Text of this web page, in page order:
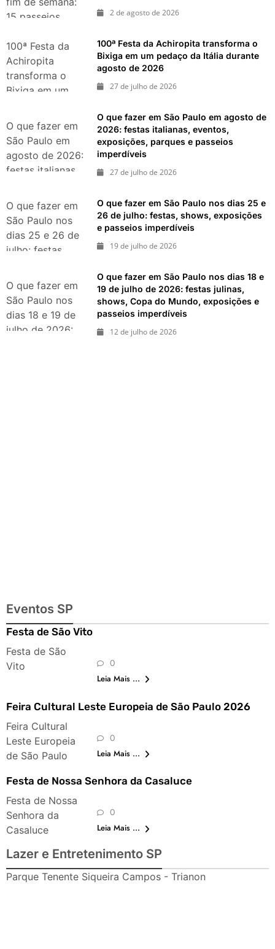
15 passeios
dias 8 e 9 de
agosto de 2026
2 de agosto de 2026
100ª Festa da
Achiropita
transforma o
Bixiga em um
durante agosto
de 2026
100ª Festa da Achiropita transforma o
Bixiga em um pedaço da Itália durante
agosto de 2026
27 de julho de 2026
O que fazer em
São Paulo em
agosto de 2026:
festas italianas,
exposições,
parques e
passeios
imperdíveis
O que fazer em São Paulo em agosto de
2026: festas italianas, eventos,
exposições, parques e passeios
imperdíveis
27 de julho de 2026
O que fazer em
São Paulo nos
dias 25 e 26 de
julho: festas,
exposições e
passeios
imperdíveis
O que fazer em São Paulo nos dias 25 e
26 de julho: festas, shows, exposições
e passeios imperdíveis
19 de julho de 2026
O que fazer em
São Paulo nos
dias 18 e 19 de
julho de 2026:
O que fazer em São Paulo nos dias 18 e
19 de julho de 2026: festas julinas,
shows, Copa do Mundo, exposições e
passeios imperdíveis
12 de julho de 2026
Eventos SP
Festa de São Vito
Festa de São
Vito
0
Leia Mais ...
Feira Cultural Leste Europeia de São Paulo 2026
Feira Cultural
Leste Europeia
de São Paulo
0
Leia Mais ...
Festa de Nossa Senhora da Casaluce
Festa de Nossa
Senhora da
Casaluce
0
Leia Mais ...
Lazer e Entretenimento SP
Parque Tenente Siqueira Campos - Trianon